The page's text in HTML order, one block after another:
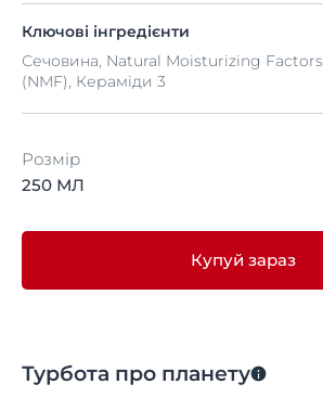
Ключові інгредієнти
Сечовина, Natural Moisturizing Factors
(NMF), Кераміди 3
Розмір
250 МЛ
Купуй зараз
Турбота про планету